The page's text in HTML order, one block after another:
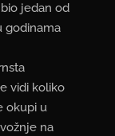
jedan od
godinama
vidi koliko
okupi u
na